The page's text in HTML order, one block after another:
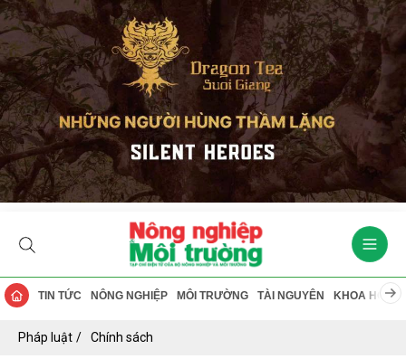
TIN TỨC NÔNG NGHIỆP MÔI TRƯỜNG TÀI NGUYÊN KHOA HỌC
Pháp luật Chính sách